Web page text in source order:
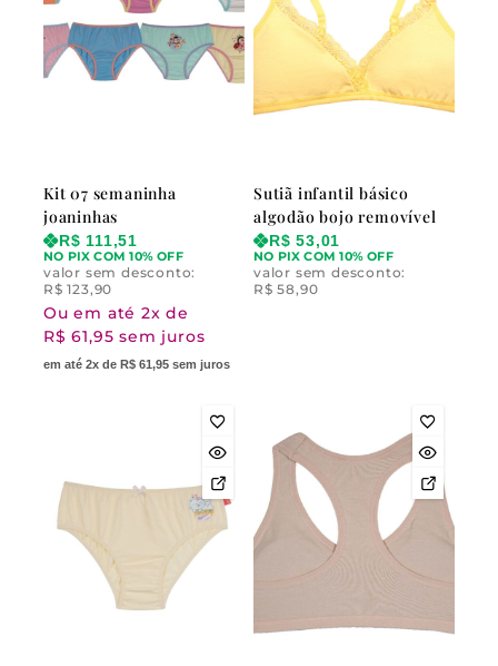
Kit 07 semaninha
joaninhas
R$ 111,51
NO PIX COM 10% OFF
valor sem desconto:
R$ 123,90
Ou em até 2x de
R$ 61,95 sem juros
em até 2x de R$ 61,95 sem juros
Sutiã infantil básico
algodão bojo removível
R$ 53,01
NO PIX COM 10% OFF
valor sem desconto:
R$ 58,90